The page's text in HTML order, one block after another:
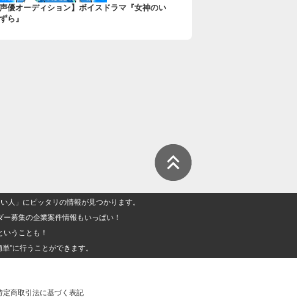
声優オーディション】ボイスドラマ『女神のい
ら』
人」にピッタリの情報が見つかります。
募集の企業案件情報もいっぱい！
うことも！
"に行うことができます。
定商取引法に基づく表記